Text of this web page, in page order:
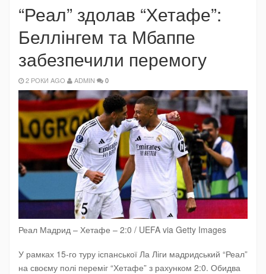
“Реал” здолав “Хетафе”:
Беллінгем та Мбаппе
забезпечили перемогу
2 РОКИ AGO ADMIN 0
Реал Мадрид – Хетафе – 2:0 / UEFA via Getty Images
У рамках 15-го туру іспанської Ла Ліги мадридський “Реал”
на своєму полі переміг “Хетафе” з рахунком 2:0. Обидва